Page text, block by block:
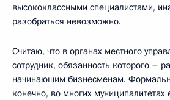
высококлассными специалистами,
разобраться невозможно.
Считаю, что в органах местного
сотрудник, обязанность которого –
начинающим бизнесменам.
конечно, во многих